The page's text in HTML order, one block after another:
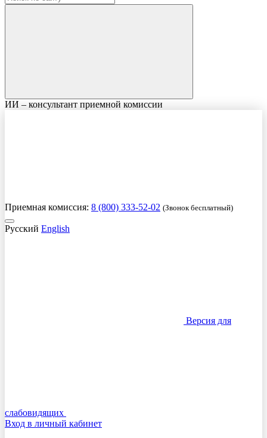
ИИ – консультант приемной комиссии
Приемная комиссия: 8 (800) 333-52-02 (Звонок бесплатный)
Русский English
Версия для
слабовидящих
Вход в личный кабинет